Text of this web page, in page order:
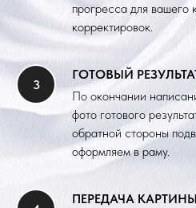
прогресса для вашего
корректировок.
ГОТОВЫЙ
По окончании
фото готового
обратной стороны
оформляем в раму.
ПЕРЕДАЧА КАРТИНЫ